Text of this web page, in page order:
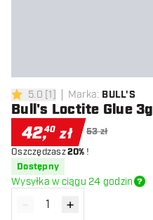
5 gwiazdki oceny
5.0 [1] Marka: BULL'S
Bull's Loctite Glue 3g
42,40 zł 53 zł
Oszczędzasz20% !
Dostępny
Wysyłka w ciągu 24 godzin
Zmniejsz ilość
- Zwiększ ilość
+